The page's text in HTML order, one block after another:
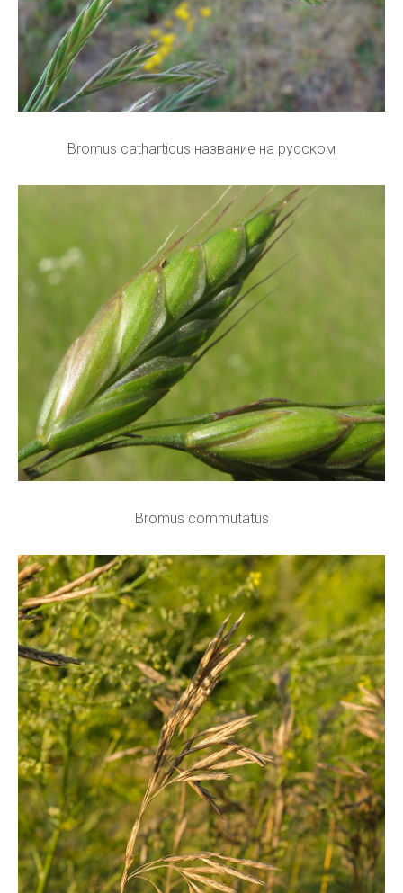
Bromus catharticus название на русском
Bromus commutatus